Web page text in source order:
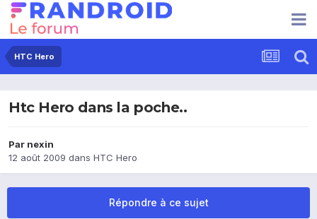
HTC Hero
Htc Hero dans la poche..
Par nexin
12 août 2009 dans HTC Hero
Répondre à ce sujet